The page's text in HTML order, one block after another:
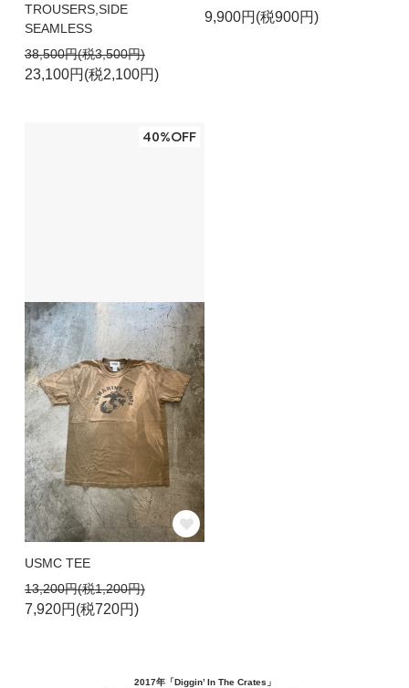
TROUSERS,SIDE
SEAMLESS
38,500円(税3,500円)
23,100円(税2,100円)
9,900円(税900円)
40%OFF
USMC TEE
13,200円(税1,200円)
7,920円(税720円)
2017年「Diggin’ In The Crates」